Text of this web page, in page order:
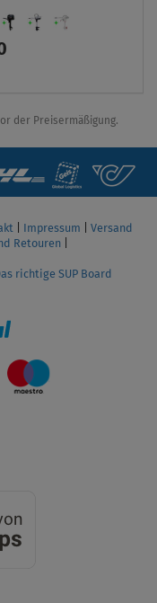
der Preisermäßigung.
Impressum
Versand
Retouren
richtige SUP Board